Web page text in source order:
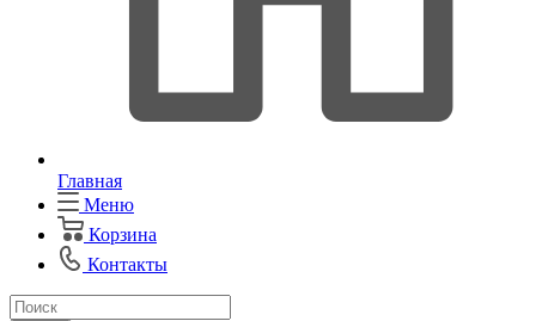
Главная
Меню
Корзина
Контакты